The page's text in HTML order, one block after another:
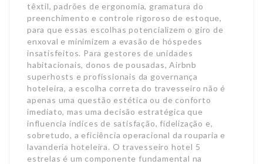
têxtil, padrões de ergonomia, gramatura do
preenchimento e controle rigoroso de estoque,
para que essas escolhas potencializem o giro de
enxoval e minimizem a evasão de hóspedes
insatisfeitos. Para gestores de unidades
habitacionais, donos de pousadas, Airbnb
superhosts e profissionais da governança
hoteleira, a escolha correta do travesseiro não é
apenas uma questão estética ou de conforto
imediato, mas uma decisão estratégica que
influencia índices de satisfação, fidelização e,
sobretudo, a eficiência operacional da rouparia e
lavanderia hoteleira. O travesseiro hotel 5
estrelas é um componente fundamental na